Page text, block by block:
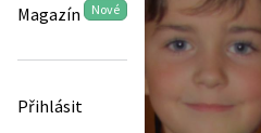
Magazín Nové
Přihlásit